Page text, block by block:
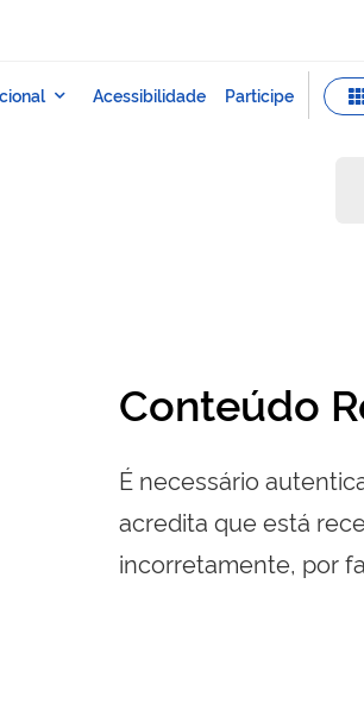
Conteúdo
É necessário
acredita que está
incorretamente, por